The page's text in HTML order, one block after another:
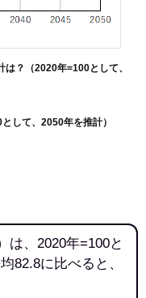
は？（2020年=100として、
して、2050年を推計）
、2020年=100と
82.8に比べると、